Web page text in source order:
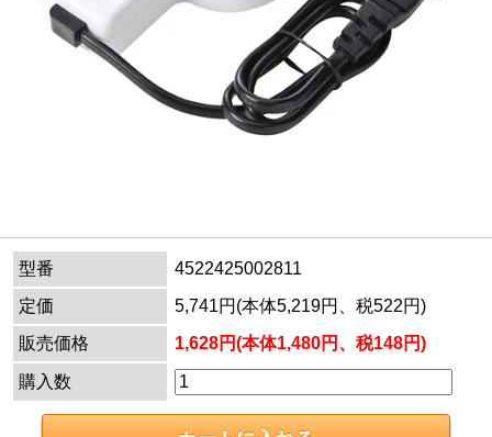
型番
4522425002811
定価
5,741円(本体5,219円、税522円)
販売価格
1,628円(本体1,480円、税148円)
購入数